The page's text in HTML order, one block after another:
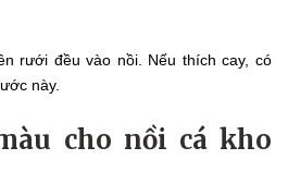
rưới đều vào nồi. Nếu thích cay, có
này.
cho nồi cá kho